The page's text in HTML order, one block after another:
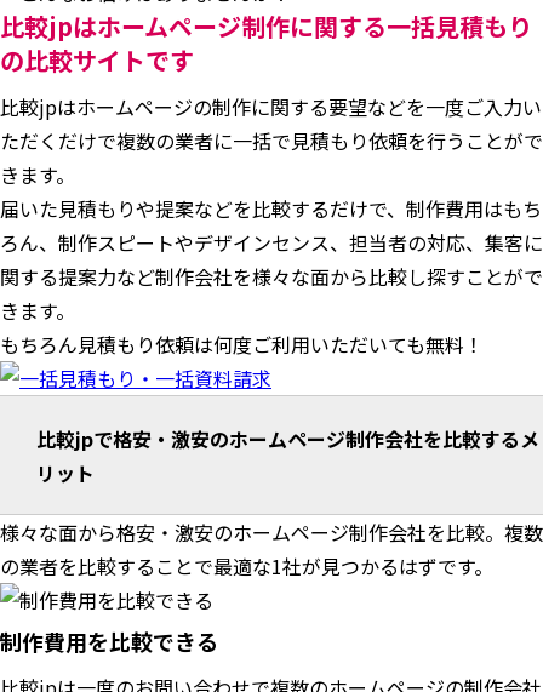
比較jpはホームページ制作に関する一括見積もり
の比較サイトです
比較jpはホームページの制作に関する要望などを一度ご入力い
ただくだけで複数の業者に一括で見積もり依頼を行うことがで
きます。
届いた見積もりや提案などを比較するだけで、制作費用はもち
ろん、制作スピートやデザインセンス、担当者の対応、集客に
関する提案力など制作会社を様々な面から比較し探すことがで
きます。
もちろん見積もり依頼は何度ご利用いただいても無料！
比較jpで格安・激安のホームページ制作会社を比較するメ
リット
様々な面から格安・激安のホームページ制作会社を比較。複数
の業者を比較することで最適な1社が見つかるはずです。
制作費用を比較できる